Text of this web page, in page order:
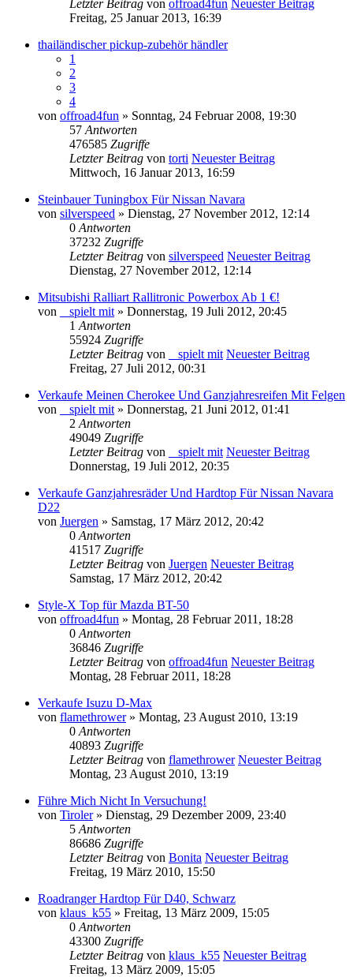
Letzter Beitrag von offroad4fun Neuester Beitrag
Freitag, 25 Januar 2013, 16:39
thailändischer pickup-zubehör händler
1
2
3
4
von offroad4fun » Sonntag, 24 Februar 2008, 19:30
57 Antworten
476585 Zugriffe
Letzter Beitrag von torti Neuester Beitrag
Mittwoch, 16 Januar 2013, 16:59
Steinbauer Tuningbox Für Nissan Navara
von silverspeed » Dienstag, 27 November 2012, 12:14
0 Antworten
37232 Zugriffe
Letzter Beitrag von silverspeed Neuester Beitrag
Dienstag, 27 November 2012, 12:14
Mitsubishi Ralliart Rallitronic Powerbox Ab 1 €!
von
_ spielt mit » Donnerstag, 19 Juli 2012, 20:45
1 Antworten
55924 Zugriffe
Letzter Beitrag von _ spielt mit Neuester Beitrag
Freitag, 27 Juli 2012, 00:31
Verkaufe Meinen Cherokee Und Ganzjahresreifen Mit Felgen
von
_ spielt mit » Donnerstag, 21 Juni 2012, 01:41
2 Antworten
49049 Zugriffe
Letzter Beitrag von _ spielt mit Neuester Beitrag
Donnerstag, 19 Juli 2012, 20:35
Verkaufe Ganzjahresräder Und Hardtop Für Nissan Navara
D22
von Juergen » Samstag, 17 März 2012, 20:42
0 Antworten
41517 Zugriffe
Letzter Beitrag von Juergen Neuester Beitrag
Samstag, 17 März 2012, 20:42
Style-X Top für Mazda BT-50
von offroad4fun » Montag, 28 Februar 2011, 18:28
0 Antworten
36846 Zugriffe
Letzter Beitrag von offroad4fun Neuester Beitrag
Montag, 28 Februar 2011, 18:28
Verkaufe Isuzu D-Max
von flamethrower» Montag, 23 August 2010, 13:19
0 Antworten
40893 Zugriffe
Letzter Beitrag von flamethrower Neuester Beitrag
Montag, 23 August 2010, 13:19
Führe Mich Nicht In Versuchung!
von Tiroler» Dienstag, 29 Dezember 2009, 23:40
5 Antworten
86686 Zugriffe
Letzter Beitrag von Bonita Neuester Beitrag
Freitag, 19 März 2010, 15:50
Roadranger Hardtop Für D40, Schwarz
von klaus_k55 » Freitag, 13 März 2009, 15:05
0 Antworten
43300 Zugriffe
Letzter Beitrag von klaus_k55 Neuester Beitrag
Freitag, 13 März 2009, 15:05